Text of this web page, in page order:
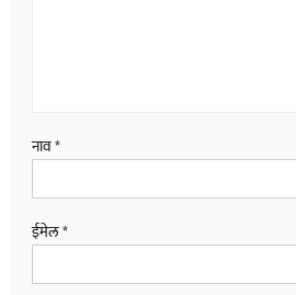
नाव*
ईमेल*